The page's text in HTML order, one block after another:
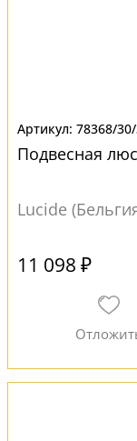
78368/
Подвесная
Lucide
11 098 ₽